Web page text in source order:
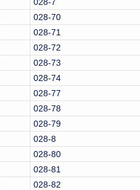
028-70
028-71
028-72
028-73
028-74
028-77
028-78
028-79
028-8
028-80
028-81
028-82